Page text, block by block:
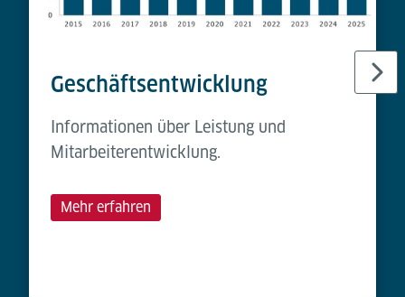
Geschäftsentwicklung
Informationen über Leistung und
Mitarbeiterentwicklung.
Mehr erfahren